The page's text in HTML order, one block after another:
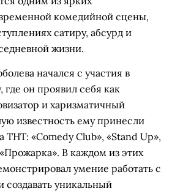
комедийной сцены,
сатиру, абсурд и
жизни.
начался с участия в
он проявил себя как
и харизматичный
известность ему принесли
ТНТ: «Comedy Club», «Stand Up»,
В каждом из этих
умение работать с
создавать уникальный